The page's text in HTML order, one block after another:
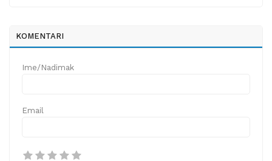
KOMENTARI
Ime/Nadimak
Email